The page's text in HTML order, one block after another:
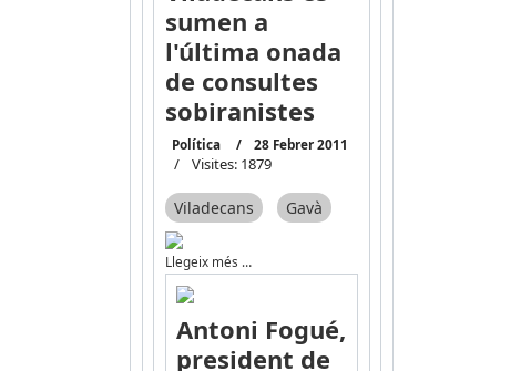
sumen a
l'última onada
de consultes
sobiranistes
Política 28 Febrer 2011
Visites: 1879
Viladecans Gavà
Llegeix més …
Antoni Fogué,
president de